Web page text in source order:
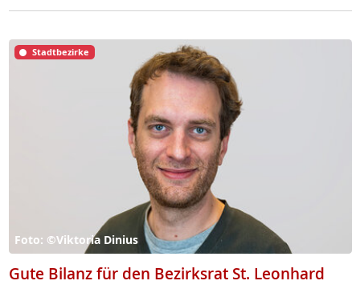
Stadtbezirke
Foto: ©Viktoria Dinius
Gute Bilanz für den Bezirksrat St. Leonhard